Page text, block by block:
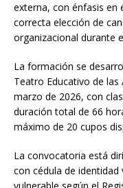
externa, con énfasis en
correcta elección de
organizacional durante
La formación se
Teatro Educativo de
marzo de 2026, con
duración total de 66
máximo de 20 cupos
La convocatoria está
con cédula de